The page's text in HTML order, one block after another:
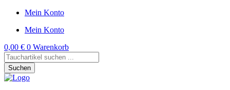
Mein Konto
Mein Konto
0,00 € 0 Warenkorb
Products
search
Suchen